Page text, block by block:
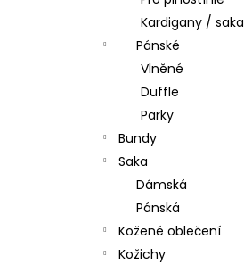
Kardigany / saka
Pánské
Vlněné
Duffle
Parky
Bundy
Saka
Dámská
Pánská
Kožené oblečení
Kožichy